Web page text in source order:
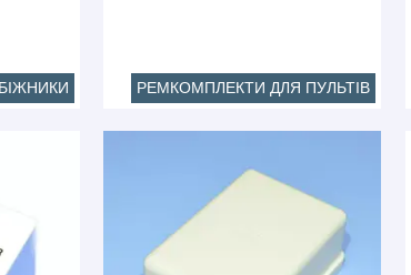
РЕМКОМПЛЕКТИ ДЛЯ ПУЛЬТІВ